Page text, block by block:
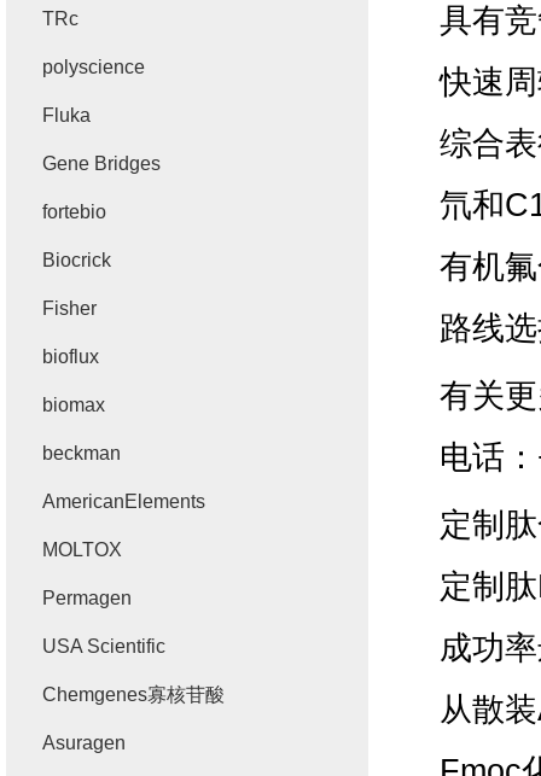
具有
快速
综合
氘和
有机
路线
有关
电话：
定制
定制肽
成功
从散装
TRc
polyscience
Fluka
Gene Bridges
fortebio
Biocrick
Fisher
bioflux
biomax
beckman
AmericanElements
MOLTOX
Permagen
USA Scientific
Chemgenes寡核苷酸
Asuragen